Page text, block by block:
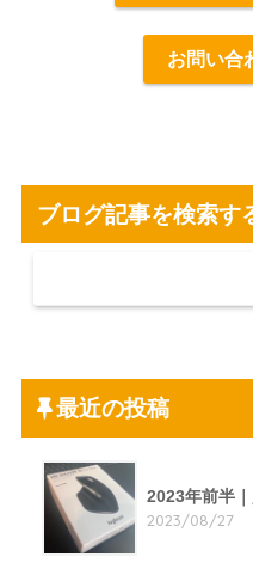
お問い合
ブログ記事を検索す
最近の投稿
2023年前半
2023/08/27